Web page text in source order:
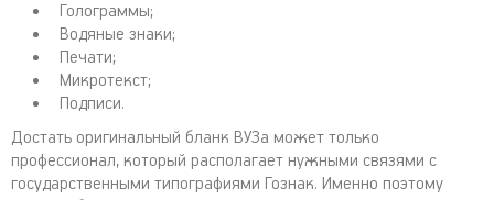
Голограммы;
Водяные знаки;
Печати;
Микротекст;
Подписи.
Достать оригинальный бланк ВУЗа может только
профессионал, который располагает нужными связями с
государственными типографиями Гознак. Именно поэтому